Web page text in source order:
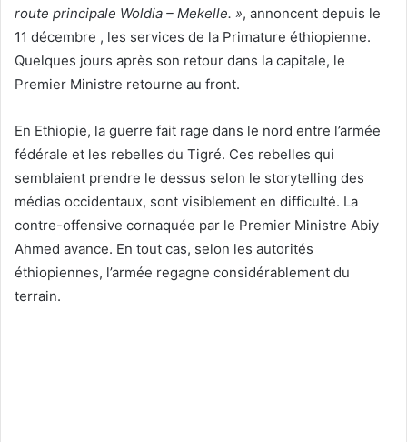
route principale Woldia – Mekelle. », annoncent depuis le
11 décembre , les services de la Primature éthiopienne.
Quelques jours après son retour dans la capitale, le
Premier Ministre retourne au front.
En Ethiopie, la guerre fait rage dans le nord entre l’armée
fédérale et les rebelles du Tigré. Ces rebelles qui
semblaient prendre le dessus selon le storytelling des
médias occidentaux, sont visiblement en difficulté. La
contre-offensive cornaquée par le Premier Ministre Abiy
Ahmed avance. En tout cas, selon les autorités
éthiopiennes, l’armée regagne considérablement du
terrain.